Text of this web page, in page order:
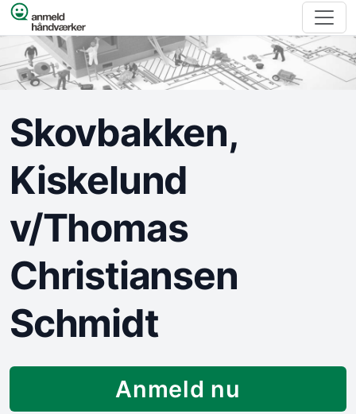
Spring til indhold
Skovbakken,
Kiskelund
v/Thomas
Christiansen
Schmidt
Anmeld nu